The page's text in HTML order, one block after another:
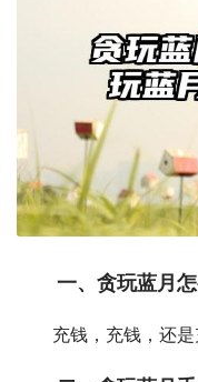
一、贪玩蓝月
充钱，充钱，还是